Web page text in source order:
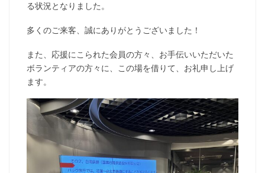
る状況となりました。
多くのご来客、誠にありがとうございました！
また、応援にこられた会員の方々、お手伝いいただいた
ボランティアの方々に、この場を借りて、お礼申し上げ
ます。